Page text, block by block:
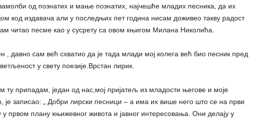
од познатих и мање познатих, најчешће младих песника, да их
код издавача али у последњих пет година нисам доживео такву радост
читао песме као у сусрету са овом књигом Милана Николића.
, давно сам већ схватио да је тада млади мој колега већ био песник пред
у свету поезије.Врстан лирик.
ту припадам, један од нас,мој пријатељ из младости његове и моје
је записао: „ Добри лирски песници – а има их више него што се на први
у првом плану књижевног живота и јавног интересовања. Они делају у